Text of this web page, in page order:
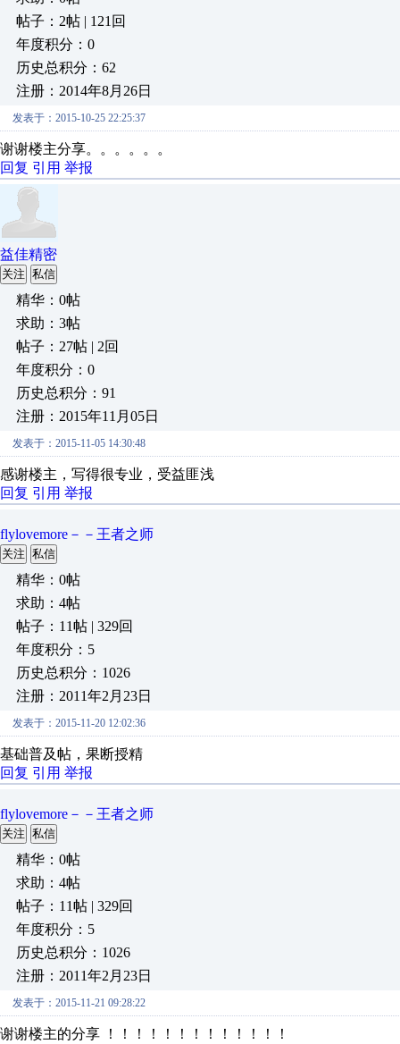
帖子：2帖 | 121回
年度积分：0
历史总积分：62
注册：2014年8月26日
发表于：2015-10-25 22:25:37
谢谢楼主分享。。。。。。
回复 引用 举报
益佳精密
关注 私信
精华：0帖
求助：3帖
帖子：27帖 | 2回
年度积分：0
历史总积分：91
注册：2015年11月05日
发表于：2015-11-05 14:30:48
感谢楼主，写得很专业，受益匪浅
回复 引用 举报
flylovemore－－王者之师
关注 私信
精华：0帖
求助：4帖
帖子：11帖 | 329回
年度积分：5
历史总积分：1026
注册：2011年2月23日
发表于：2015-11-20 12:02:36
基础普及帖，果断授精
回复 引用 举报
flylovemore－－王者之师
关注 私信
精华：0帖
求助：4帖
帖子：11帖 | 329回
年度积分：5
历史总积分：1026
注册：2011年2月23日
发表于：2015-11-21 09:28:22
谢谢楼主的分享 ！！！！！！！！！！！！！